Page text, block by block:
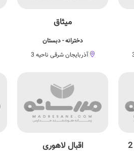
میثاق
دخترانه - دبستان
آذربایجان شرقی ناحیه 3
اقبال لاهوری